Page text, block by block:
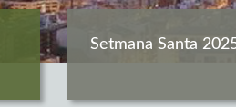
Setmana Santa